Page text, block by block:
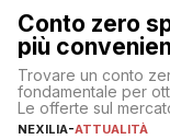
Conto zero
più
Trovare un conto
fondamentale per
Le offerte sul
individuare quella
NEXILIA-ATTUALITÀ